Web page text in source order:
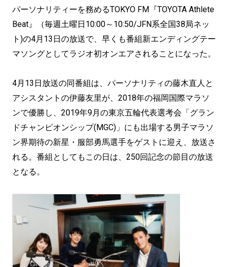
パーソナリティーを務めるTOKYO FM『TOYOTA Athlete
Beat』（毎週土曜日10:00～10:50/JFN系全国38局ネッ
ト)の4月13日の放送で、早くも番組新エンディングテー
マソングとしてラジオ初オンエアされることになった。
4月13日放送の同番組は、パーソナリティの藤木直人と
アシスタントの伊藤友里が、2018年の福岡国際マラソ
ンで優勝し、2019年9月の東京五輪代表選考会「グラン
ドチャンピオンシップ(MGC)」にも出場する男子マラソ
ン界期待の新星・服部勇馬選手をゲストに迎え、放送さ
れる。番組としてもこの日は、250回記念の節目の放送
となる。